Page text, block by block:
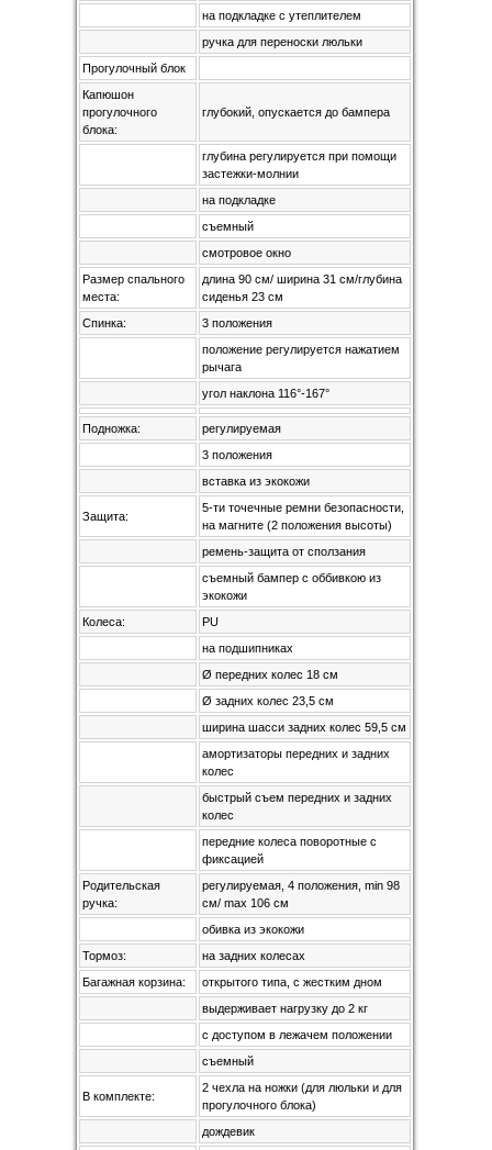
на подкладке с утеплителем
ручка для переноски люльки
Прогулочный блок
Капюшон
прогулочного
блока:
глубокий, опускается до бампера
глубина регулируется при помощи
застежки-молнии
на подкладке
съемный
смотровое окно
Размер спального
места:
длина 90 см/ ширина 31 см/глубина
сиденья 23 см
Спинка:
3 положения
положение регулируется нажатием
рычага
угол наклона 116°-167°
Подножка:
регулируемая
3 положения
вставка из экокожи
Защита:
5-ти точечные ремни безопасности,
на магните (2 положения высоты)
ремень-защита от сползания
съемный бампер с оббивкою из
экокожи
Колеса:
PU
на подшипниках
Ø передних колес 18 см
Ø задних колес 23,5 см
ширина шасси задних колес 59,5 см
амортизаторы передних и задних
колес
быстрый съем передних и задних
колес
передние колеса поворотные с
фиксацией
Родительская
ручка:
регулируемая, 4 положения, min 98
см/ max 106 см
обивка из экокожи
Тормоз:
на задних колесах
Багажная корзина:
открытого типа, с жестким дном
выдерживает нагрузку до 2 кг
с доступом в лежачем положении
съемный
В комплекте:
2 чехла на ножки (для люльки и для
прогулочного блока)
дождевик